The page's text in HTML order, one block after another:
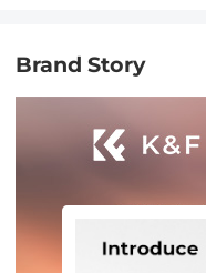
Brand Story